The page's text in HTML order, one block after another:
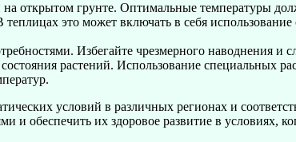
на открытом грунте. Оптимальные температуры
это может включать в себя
Избегайте чрезмерного наводнения и
растений. Использование специальных
условий в различных регионах и
и обеспечить их здоровое развитие в условиях,